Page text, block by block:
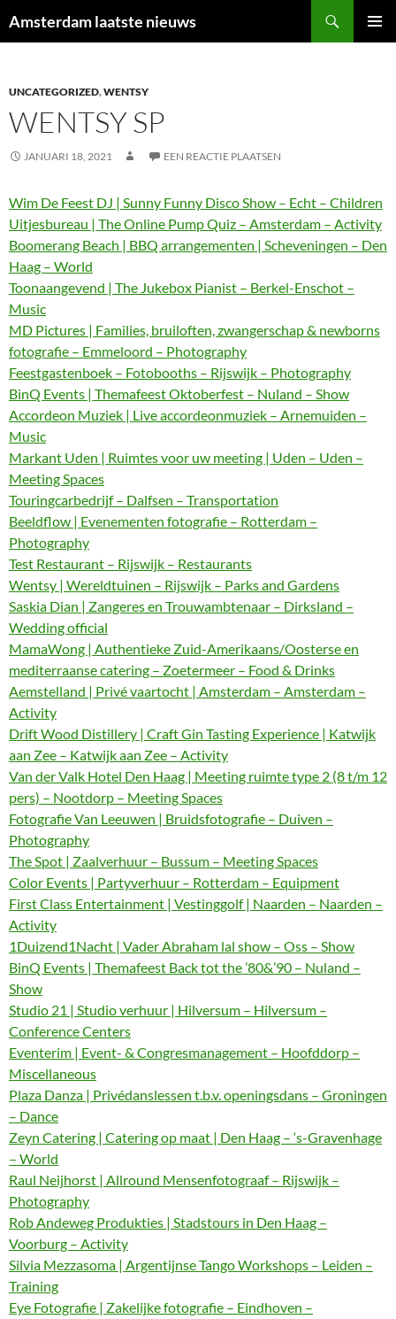
naar
Amsterdam laatste nieuws
UNCATEGORIZED,WENTSY
WENTSY SP
JANUARI 18, 2021 EEN REACTIE PLAATSEN
Wim De Feest DJ | Sunny Funny Disco Show – Echt – Children
Uitjesbureau | The Online Pump Quiz – Amsterdam – Activity
Boomerang Beach | BBQ arrangementen | Scheveningen – Den
Haag – World
Toonaangevend | The Jukebox Pianist – Berkel-Enschot –
Music
MD Pictures | Families, bruiloften, zwangerschap & newborns
fotografie – Emmeloord – Photography
Feestgastenboek – Fotobooths – Rijswijk – Photography
BinQ Events | Themafeest Oktoberfest – Nuland – Show
Accordeon Muziek | Live accordeonmuziek – Arnemuiden –
Music
Markant Uden | Ruimtes voor uw meeting | Uden – Uden –
Meeting Spaces
Touringcarbedrijf – Dalfsen – Transportation
Beeldflow | Evenementen fotografie – Rotterdam –
Photography
Test Restaurant – Rijswijk – Restaurants
Wentsy | Wereldtuinen – Rijswijk – Parks and Gardens
Saskia Dian | Zangeres en Trouwambtenaar – Dirksland –
Wedding official
MamaWong | Authentieke Zuid-Amerikaans/Oosterse en
mediterraanse catering – Zoetermeer – Food & Drinks
Aemstelland | Privé vaartocht | Amsterdam – Amsterdam –
Activity
Drift Wood Distillery | Craft Gin Tasting Experience | Katwijk
aan Zee – Katwijk aan Zee – Activity
Van der Valk Hotel Den Haag | Meeting ruimte type 2 (8 t/m 12
pers) – Nootdorp – Meeting Spaces
Fotografie Van Leeuwen | Bruidsfotografie – Duiven –
Photography
The Spot | Zaalverhuur – Bussum – Meeting Spaces
Color Events | Partyverhuur – Rotterdam – Equipment
First Class Entertainment | Vestinggolf | Naarden – Naarden –
Activity
1Duizend1Nacht | Vader Abraham lal show – Oss – Show
BinQ Events | Themafeest Back tot the ’80&’90 – Nuland –
Show
Studio 21 | Studio verhuur | Hilversum – Hilversum –
Conference Centers
Eventerim | Event- & Congresmanagement – Hoofddorp –
Miscellaneous
Plaza Danza | Privédanslessen t.b.v. openingsdans – Groningen
– Dance
Zeyn Catering | Catering op maat | Den Haag – ‘s-Gravenhage
– World
Raul Neijhorst | Allround Mensenfotograaf – Rijswijk –
Photography
Rob Andeweg Produkties | Stadstours in Den Haag –
Voorburg – Activity
Silvia Mezzasoma | Argentijnse Tango Workshops – Leiden –
Training
Eye Fotografie | Zakelijke fotografie – Eindhoven –